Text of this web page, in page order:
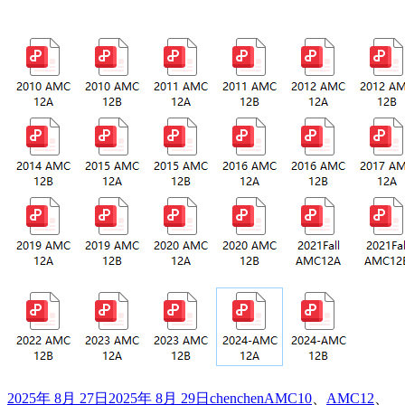
发
2025年 8月 27日 2025年 8月 29日 作
chenchen标
AMC10 AMC12